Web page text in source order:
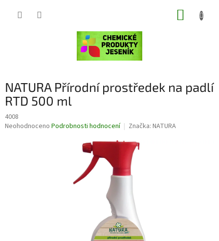
NATURA Přírodní prostředek na padlí
RTD 500 ml
4008
Průměrné
Neohodnoceno Podrobnosti hodnocení Značka: NATURA